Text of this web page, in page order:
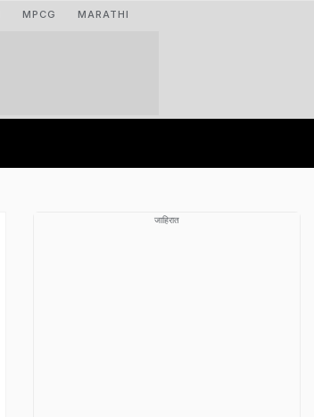
MPCG MARATHI
जाहिरात